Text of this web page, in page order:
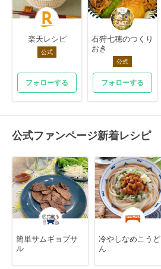
楽天レシピ
公式
フォローする
石狩七穂のつくり
おき
公式
フォローする
公式ファンページ新着レシピ
簡単サムギョプサ
ル
冷やしなめこうど
ん